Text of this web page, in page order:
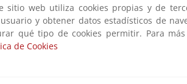
que proporciona el sol a través de
se será inyecta directamente en la
pico instalada de 370,15 kWp y
sitio web utiliza cookies propias y de
y obtener datos estadísticos de
qué tipo de cookies permitir. Para
de Cookies